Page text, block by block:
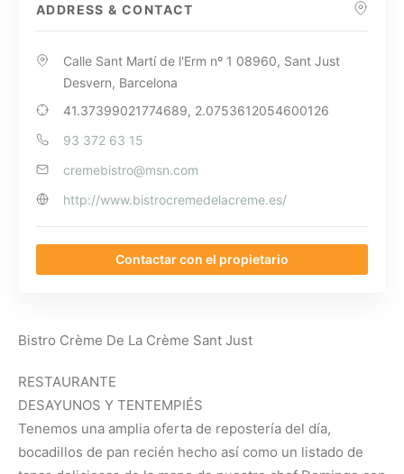
ADDRESS & CONTACT
Calle Sant Martí de l'Erm nº 1 08960, Sant Just
Desvern, Barcelona
41.37399021774689, 2.0753612054600126
93 372 63 15
cremebistro@msn.com
http://www.bistrocremedelacreme.es/
Contactar con el propietario
Bistro Crème De La Crème Sant Just
RESTAURANTE
DESAYUNOS Y TENTEMPIÉS
Tenemos una amplia oferta de repostería del día,
bocadillos de pan recién hecho así como un listado de